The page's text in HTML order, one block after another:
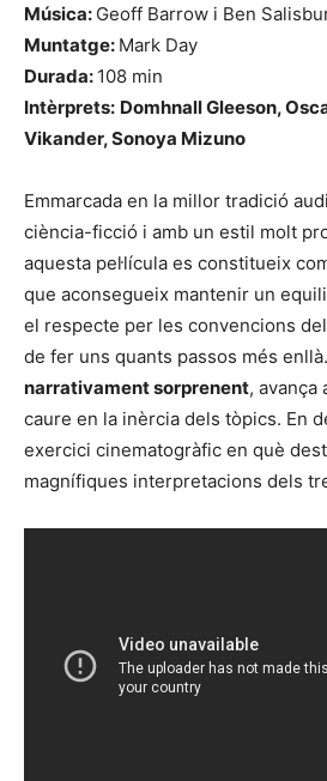
Música: Geoff Barrow i Ben
Muntatge: Mark Day
Durada: 108 min
Intèrprets: Domhnall Gleeson,
Vikander, Sonoya Mizuno
Emmarcada en la millor tradició
ciència-ficció i amb un estil molt
aquesta pel·lícula es constitueix
que aconsegueix mantenir un
el respecte per les convencions
de fer uns quants passos més enllà.
narrativament sorprenent, avança
caure en la inèrcia dels tòpics. En
exercici cinematogràfic en què
magnífiques interpretacions dels